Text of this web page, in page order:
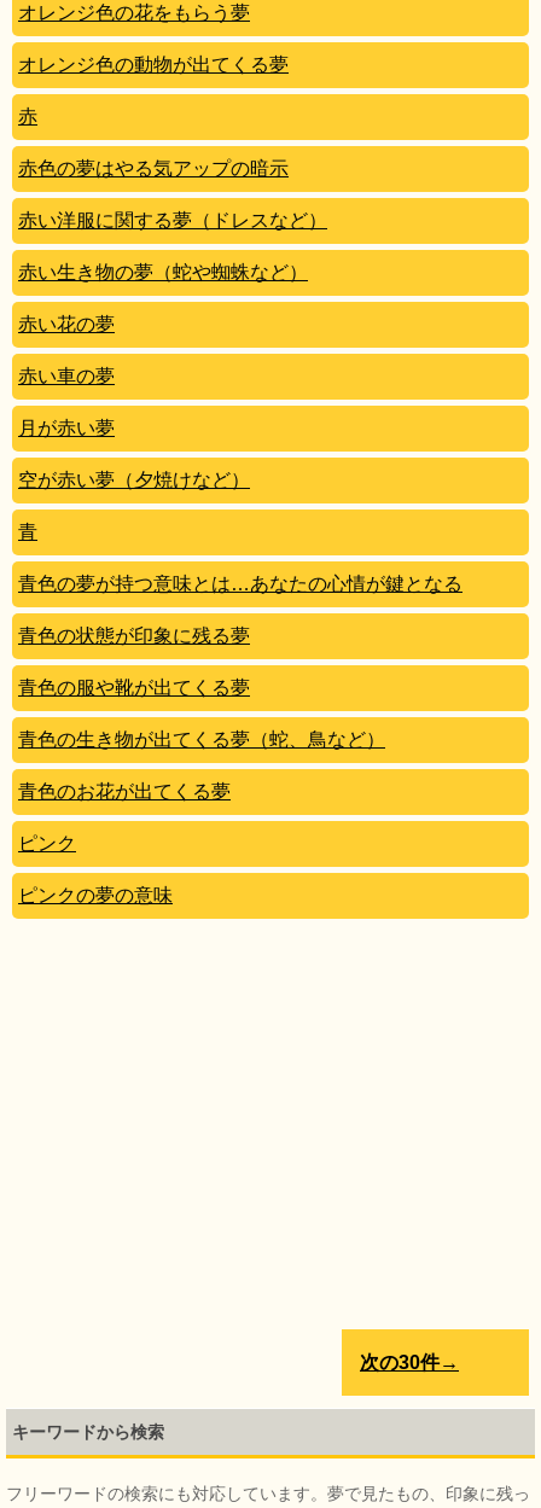
オレンジ色の花をもらう夢
オレンジ色の動物が出てくる夢
赤
赤色の夢はやる気アップの暗示
赤い洋服に関する夢（ドレスなど）
赤い生き物の夢（蛇や蜘蛛など）
赤い花の夢
赤い車の夢
月が赤い夢
空が赤い夢（夕焼けなど）
青
青色の夢が持つ意味とは…あなたの心情が鍵となる
青色の状態が印象に残る夢
青色の服や靴が出てくる夢
青色の生き物が出てくる夢（蛇、鳥など）
青色のお花が出てくる夢
ピンク
ピンクの夢の意味
次の30件→
キーワードから検索
フリーワードの検索にも対応しています。夢で見たもの、印象に残っ